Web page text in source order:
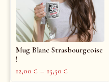
Mug Blanc Strasbourgeoise
!
12,00 € – 15,50 €